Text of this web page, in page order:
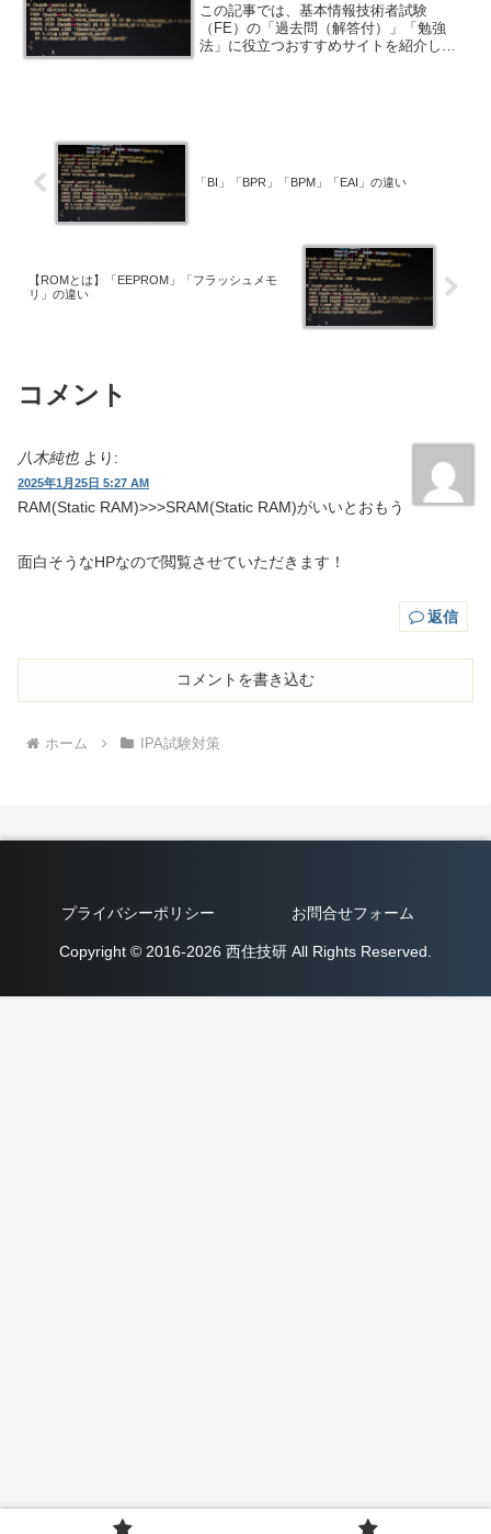
この記事では、基本情報技術者試験
（FE）の「過去問（解答付）」「勉強
法」に役立つおすすめサイトを紹介しま
「BI」「BPR」「BPM」「EAI」の違い
【ROMとは】「EEPROM」「フラッシュメモ
リ」の違い
コメント
八木純也 より:
2025年1月25日 5:27 AM
RAM(Static RAM)>>>SRAM(Static RAM)がいいとおもう
面白そうなHPなので閲覧させていただきます！
返信
コメントを書き込む
ホーム IPA試験対策
プライバシーポリシー お問合せフォーム
Copyright © 2016-2026 西住技研 All Rights Reserved.